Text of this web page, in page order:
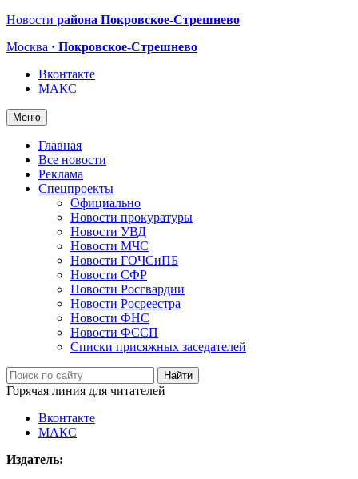
Новости района Покровское-Стрешнево
Москва · Покровское-Стрешнево
Вконтакте
МАКС
Меню
Главная
Все новости
Реклама
Спецпроекты
Официально
Новости прокуратуры
Новости УВД
Новости МЧС
Новости ГОЧСиПБ
Новости СФР
Новости Росгвардии
Новости Росреестра
Новости ФНС
Новости ФССП
Списки присяжных заседателей
Горячая линия для читателей
Вконтакте
МАКС
Издатель: